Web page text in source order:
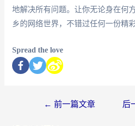
地解决所有问题。让你无论身在何
乡的网络世界，不错过任何一份精
Spread the love
← 前一篇文章 后